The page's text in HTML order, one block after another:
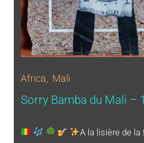
Africa Mali
Sorry Bamba du Mali –
A la lisière de la